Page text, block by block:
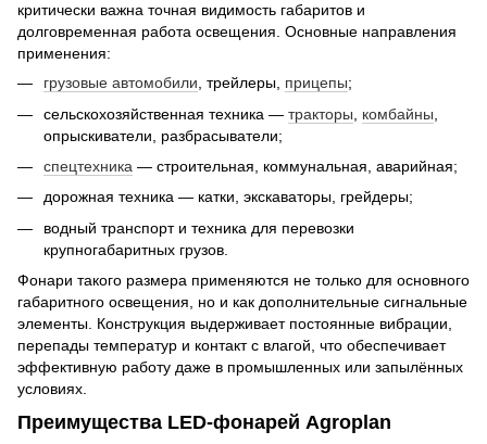
критически важна точная видимость габаритов и
долговременная работа освещения. Основные направления
применения:
грузовые автомобили , трейлеры, прицепы;
сельскохозяйственная техника — тракторы комбайны
опрыскиватели, разбрасыватели;
спецтехника — строительная, коммунальная, аварийная;
дорожная техника — катки, экскаваторы, грейдеры;
водный транспорт и техника для перевозки
крупногабаритных грузов.
Фонари такого размера применяются не только для основного
габаритного освещения, но и как дополнительные сигнальные
элементы. Конструкция выдерживает постоянные вибрации,
перепады температур и контакт с влагой, что обеспечивает
эффективную работу даже в промышленных или запылённых
условиях.
Преимущества LED-фонарей Agroplan